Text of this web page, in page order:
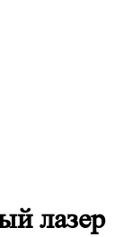
лазер